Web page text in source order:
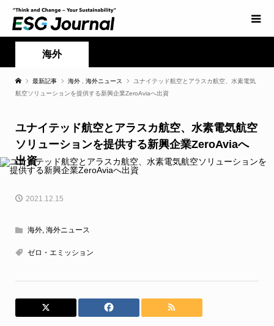
海外
最新記事 海外 海外ニュース
ユナイテッド航空とアラスカ航空、水素電気
航空ソリューションを提供する新興企業ZeroAviaへ出資
ユナイテッド航空とアラスカ航空、水素電気航空
ソリューションを提供する新興企業ZeroAviaへ
出資
2021.12.15
海外, 海外ニュース
ゼロ・エミッション